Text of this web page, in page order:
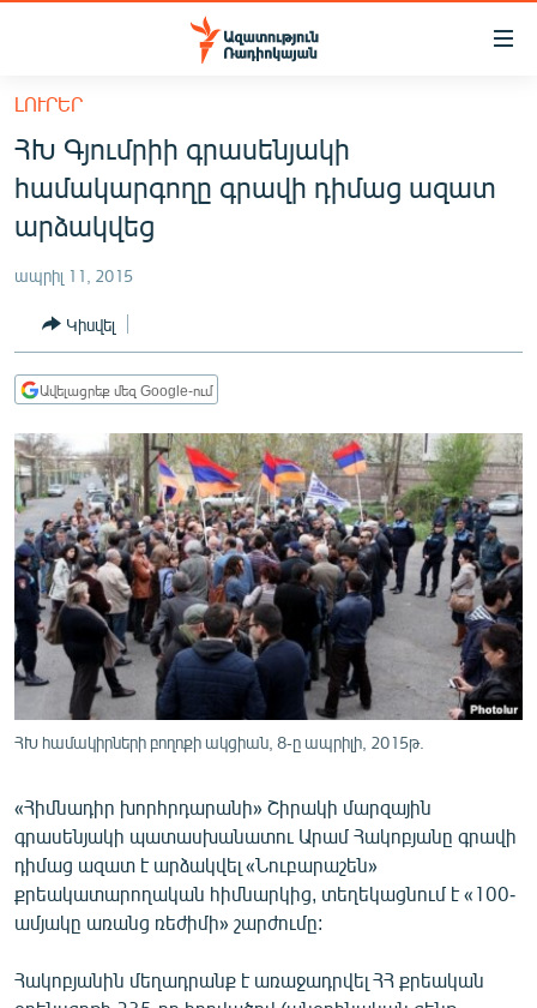
Մատչելիության
հիմնական
բովանդակությանը
Անցնել
հիմնական
մենյուին
ՀԱՅԱՍՏԱՆ
ՔԱՂԱՔԱԿԱՆ
ՀԱՍԱՐԱԿՈՒԹՅՈՒՆ
ՏՆՏԵՍՈՒԹՅՈՒՆ
ՂԱՐԱԲԱՂ
ՊԱՏԵՐԱԶՄԻ 6 ՇԱԲԱԹՆԵՐԸ
ՏԱՐԱԾԱՇՐՋԱՆ
ՄԻՋԱԶԳԱՅԻՆ
ՄՇԱԿՈՒՅԹ
ՍՊՈՐՏ
ՄԵԿՆԱԲԱՆՈՒԹՅՈՒՆ
ԱՐԽԻՎ
ՏԵՍԱՆՅՈՒԹԵՐ
ԲԱՆԱՎԵՃ
ՓՈԴՔԱՍԹ
ԼՈՒՐԵՐ
ՀԽ Գյումրիի գրասենյակի
համակարգողը գրավի դիմաց ազատ
արձակվեց
ապրիլ 11, 2015
Կիսվել
Ավելացրեք մեզ Google-ում
ՀԽ համակիրների բողոքի ակցիան, 8-ը ապրիլի, 2015թ.
«Հիմնադիր խորհրդարանի» Շիրակի մարզային
գրասենյակի պատասխանատու Արամ Հակոբյանը գրավի
դիմաց ազատ է արձակվել «Նուբարաշեն»
քրեակատարողական հիմնարկից, տեղեկացնում է «100-
ամյակը առանց ռեժիմի» շարժումը:
Հակոբյանին մեղադրանք է առաջադրվել ՀՀ քրեական